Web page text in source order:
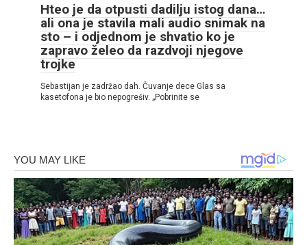
Hteo je da otpusti dadilju istog dana…
ali ona je stavila mali audio snimak na
sto – i odjednom je shvatio ko je
zapravo želeo da razdvoji njegove
trojke
Sebastijan je zadržao dah. Čuvanje dece Glas sa
kasetofona je bio nepogrešiv. „Pobrinite se